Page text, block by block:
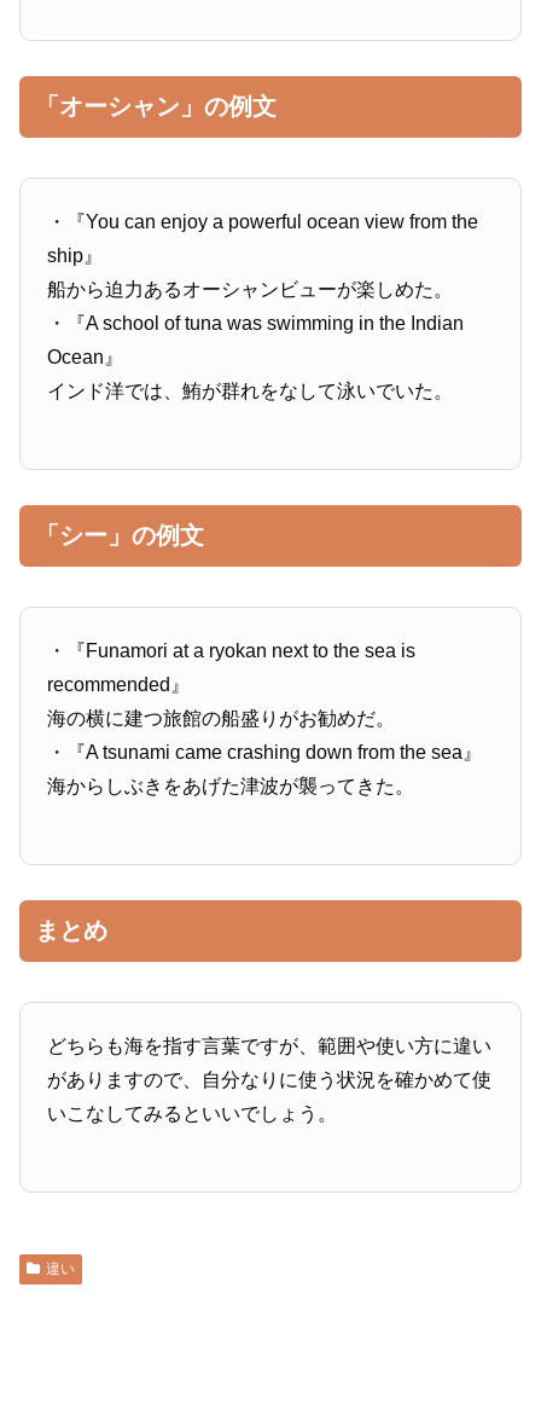
「オーシャン」の例文
・『You can enjoy a powerful ocean view from the
ship』
船から迫力あるオーシャンビューが楽しめた。
・『A school of tuna was swimming in the Indian
Ocean』
インド洋では、鮪が群れをなして泳いでいた。
「シー」の例文
・『Funamori at a ryokan next to the sea is
recommended』
海の横に建つ旅館の船盛りがお勧めだ。
・『A tsunami came crashing down from the sea』
海からしぶきをあげた津波が襲ってきた。
まとめ
どちらも海を指す言葉ですが、範囲や使い方に違い
がありますので、自分なりに使う状況を確かめて使
いこなしてみるといいでしょう。
違い